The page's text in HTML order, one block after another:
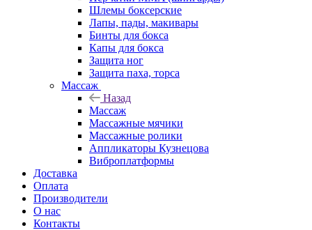
Шлемы боксерские
Лапы, пады, макивары
Бинты для бокса
Капы для бокса
Защита ног
Защита паха, торса
Массаж
Назад
Массаж
Массажные мячики
Массажные ролики
Аппликаторы Кузнецова
Виброплатформы
Доставка
Оплата
Производители
О нас
Контакты